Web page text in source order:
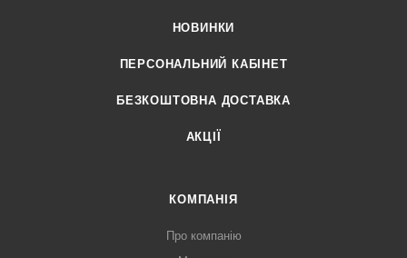
НОВИНКИ
ПЕРСОНАЛЬНИЙ КАБІНЕТ
БЕЗКОШТОВНА ДОСТАВКА
АКЦІЇ
КОМПАНІЯ
Про компанію